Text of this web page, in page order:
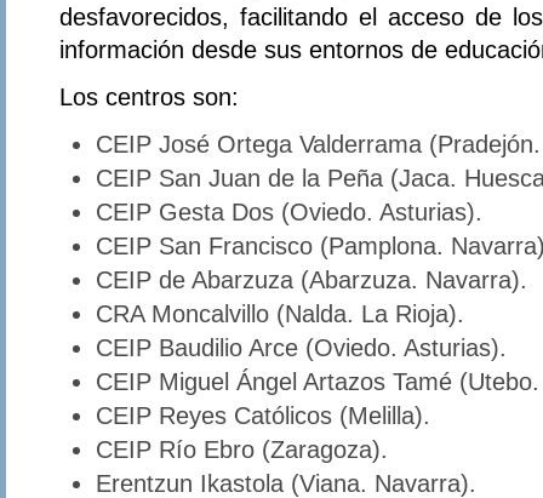
desfavorecidos, facilitando el acceso de
información desde sus entornos de
Los centros son:
CEIP José Ortega Valderrama
CEIP San Juan de la Peña (Jaca.
CEIP Gesta Dos (Oviedo. Asturias).
CEIP San Francisco (Pamplona.
CEIP de Abarzuza (Abarzuza. Navarra).
CRA Moncalvillo (Nalda. La Rioja).
CEIP Baudilio Arce (Oviedo. Asturias).
CEIP Miguel Ángel Artazos Tamé
CEIP Reyes Católicos (Melilla).
CEIP Río Ebro (Zaragoza).
Erentzun Ikastola (Viana. Navarra).